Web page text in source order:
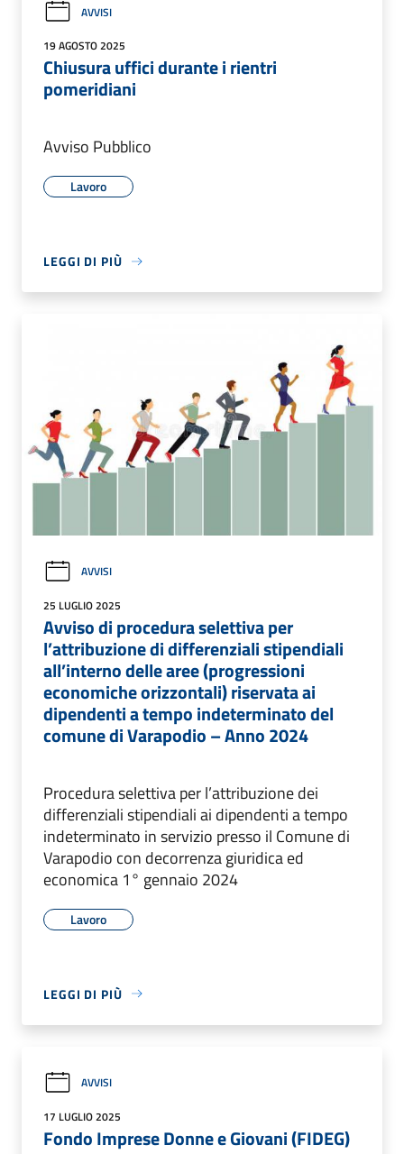
AVVISI
19 AGOSTO 2025
Chiusura uffici durante i rientri
pomeridiani
Avviso Pubblico
Lavoro
LEGGI DI PIÙ
AVVISI
25 LUGLIO 2025
Avviso di procedura selettiva per
l’attribuzione di differenziali stipendiali
all’interno delle aree (progressioni
economiche orizzontali) riservata ai
dipendenti a tempo indeterminato del
comune di Varapodio – Anno 2024
Procedura selettiva per l’attribuzione dei
differenziali stipendiali ai dipendenti a tempo
indeterminato in servizio presso il Comune di
Varapodio con decorrenza giuridica ed
economica 1° gennaio 2024
Lavoro
LEGGI DI PIÙ
AVVISI
17 LUGLIO 2025
Fondo Imprese Donne e Giovani (FIDEG)